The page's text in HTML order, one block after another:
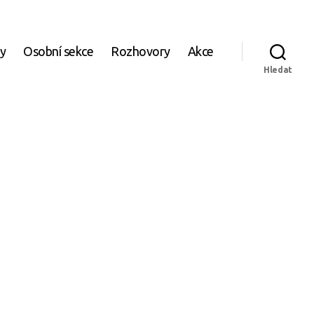
Osobní sekce Rozhovory Akce
Hledat